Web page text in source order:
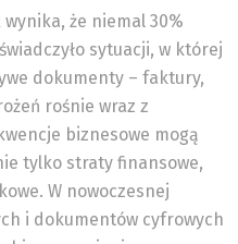
że niemal 30%
sytuacji, w której
dokumenty – faktury,
rośnie wraz z
biznesowe mogą
tylko straty finansowe,
W nowoczesnej
i dokumentów cyfrowych